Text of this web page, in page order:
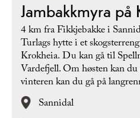
Jambakkmyra på
4 km fra Fikkjebakke i
Turlags hytte i et
Krokheia. Du kan gå til
Vardefjell. Om høsten kan
vinteren kan du gå på
Sannidal